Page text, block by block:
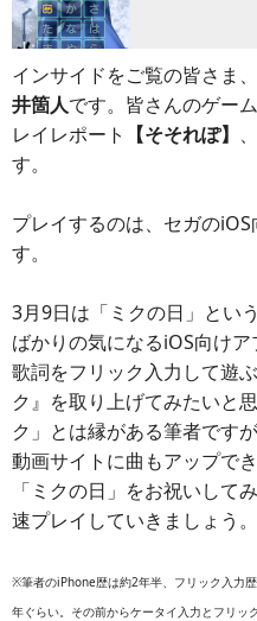
インサイドをご覧の皆さま、
井箇人です。皆さんのゲー
レイレポート
【そそれぽ】
す。
プレイするのは、セガの
す。
3月9日は「ミクの日」とい
ばかりの気になるiOS向け
歌詞をフリック入力して遊
ク』を取り上げてみたいと
ク」とは縁がある筆者です
動画サイトに曲もアップで
「ミクの日」をお祝いして
速プレイしていきましょう。
※筆者のiPhone歴は約2年半、フリック入力
年ぐらい。その前からケータイ入力とフリッ